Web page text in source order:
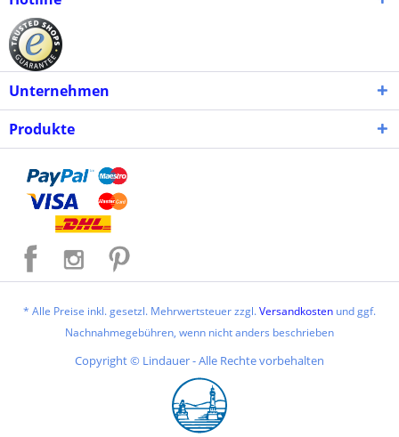
Unternehmen
Produkte
* Alle Preise inkl. gesetzl. Mehrwertsteuer zzgl.Versandkosten und ggf.
Nachnahmegebühren, wenn nicht anders beschrieben
Copyright © Lindauer - Alle Rechte vorbehalten